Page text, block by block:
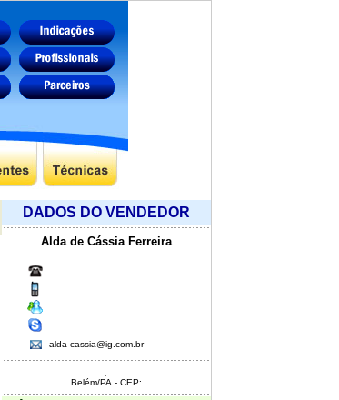
DADOS DO VENDEDOR
Alda de Cássia Ferreira
alda-cassia@ig.com.br
Belém/PA - CEP: